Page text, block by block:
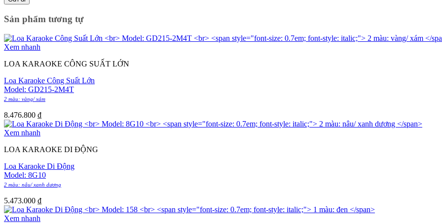
Sản phẩm tương tự
Xem nhanh
LOA KARAOKE CÔNG SUẤT LỚN
Loa Karaoke Công Suất Lớn
Model: GD215-2M4T
2 màu: vàng/ xám
8.476.800 ₫
Xem nhanh
LOA KARAOKE DI ĐỘNG
Loa Karaoke Di Động
Model: 8G10
2 màu: nâu/ xanh dương
5.473.000 ₫
Xem nhanh